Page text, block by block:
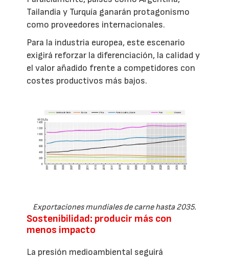
Tailandia y Turquía ganarán protagonismo
como proveedores internacionales.
Para la industria europea, este escenario
exigirá reforzar la diferenciación, la calidad y
el valor añadido frente a competidores con
costes productivos más bajos.
Exportaciones mundiales de carne hasta 2035.
Sostenibilidad: producir más con
menos impacto
La presión medioambiental seguirá